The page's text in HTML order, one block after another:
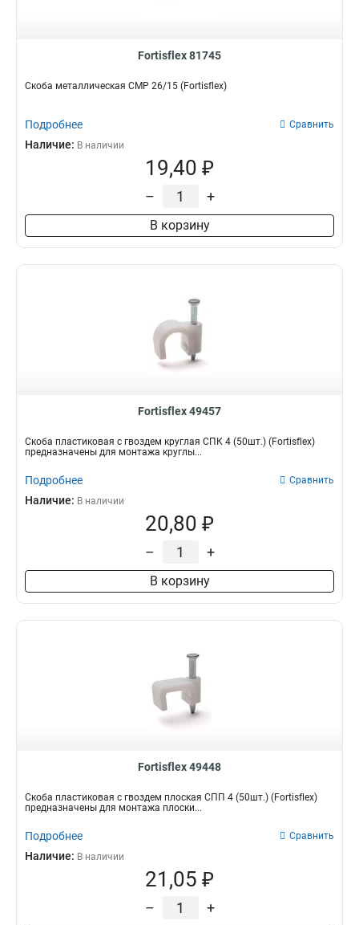
Fortisflex 81745
Скоба металлическая СМР 26/15 (Fortisflex)
Подробнее Сравнить
Наличие: В наличии
19,40 ₽
– +
В корзину
Fortisflex 49457
Скоба пластиковая с гвоздем круглая СПК 4 (50шт.) (Fortisflex)
предназначены для монтажа круглы...
Подробнее Сравнить
Наличие: В наличии
20,80 ₽
– +
В корзину
Fortisflex 49448
Скоба пластиковая с гвоздем плоская СПП 4 (50шт.) (Fortisflex)
предназначены для монтажа плоски...
Подробнее Сравнить
Наличие: В наличии
21,05 ₽
– +